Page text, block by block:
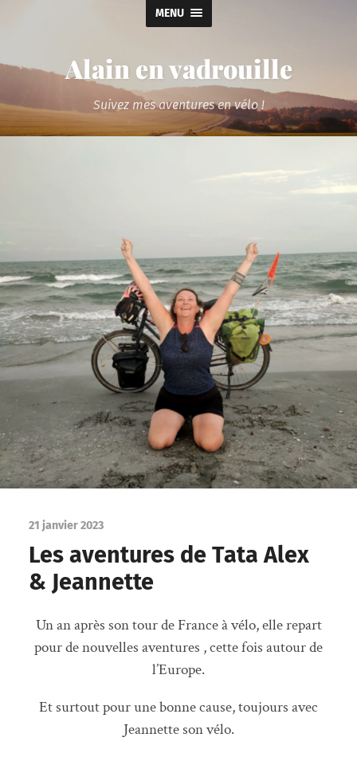
MENU
Alain en vadrouille
Suivez mes aventures en vélo !
21 janvier 2023
Les aventures de Tata Alex
& Jeannette
Un an après son tour de France à vélo, elle repart
pour de nouvelles aventures , cette fois autour de
l’Europe.
Et surtout pour une bonne cause, toujours avec
Jeannette son vélo.